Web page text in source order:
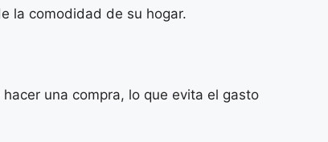
la comodidad de su hogar.
una compra, lo que evita el gasto